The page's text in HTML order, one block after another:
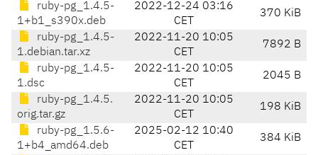
ruby-pg_1.4.5-
1+b1_s390x.deb
2022-12-24 03:16
CET
370 KiB
ruby-pg_1.4.5-
1.debian.tar.xz
2022-11-20 10:05
CET
7892 B
ruby-pg_1.4.5-
1.dsc
2022-11-20 10:05
CET
2045 B
ruby-pg_1.4.5.
orig.tar.gz
2022-11-20 10:05
CET
198 KiB
ruby-pg_1.5.6-
1+b4_amd64.deb
2025-02-12 10:40
CET
384 KiB